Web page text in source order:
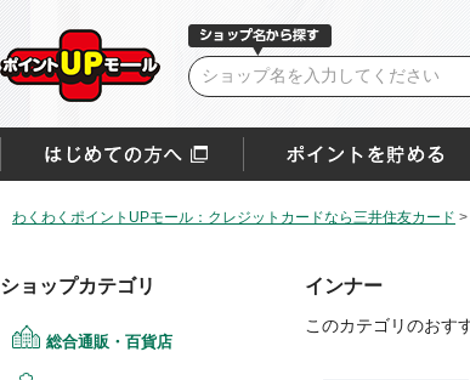
わくわくポイントUPモール：クレジットカードなら三井住友カード >
ショップカテゴリ
総合通販・百貨店
インナー
このカテゴリのおす